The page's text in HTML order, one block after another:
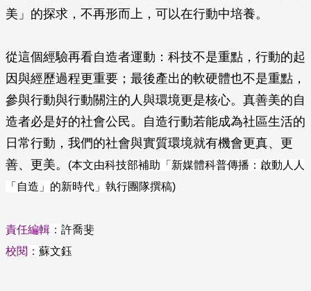
美」的探求，不再形而上，可以在行動中培養。
從這個經驗再看自造者運動：科技不是重點，行動的起
因與經歷過程更重要；最後產出的軟硬體也不是重點，
參與行動與行動關注的人與環境更是核心。真善美的自
造者必是好的社會公民。自造行動若能成為社區生活的
日常行動，我們的社會與實質環境就有機會更真、更
善、更美。
(本文由科技部補助「新媒體科普傳播：啟動人人
「自造」的新時代」執行團隊撰稿)
責任編輯： 許喬斐
校閱： 蘇文鈺